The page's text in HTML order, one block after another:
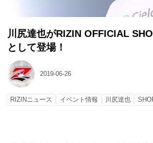
川尻達也がRIZIN OFFICIAL
として登場！
2019-06-26
RIZINニュース イベント情報 川尻達也